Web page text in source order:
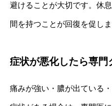
避けることが大切です。休
間を持つことが回復を促しま
症状が悪化したら専門
痛みが強い・膿が出ている